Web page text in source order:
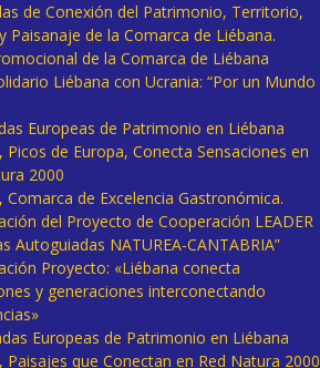
de Conexión del Patrimonio, Territorio,
Paisanaje de la Comarca de Liébana.
de la Comarca de Liébana
Liébana con Ucrania: “Por un Mundo
Europeas de Patrimonio en Liébana
Picos de Europa, Conecta Sensaciones en
2000
Comarca de Excelencia Gastronómica.
del Proyecto de Cooperación LEADER
Autoguiadas NATUREA-CANTABRIA”
Proyecto: «Liébana conecta
y generaciones interconectando
Europeas de Patrimonio en Liébana
Paisajes que Conectan en Red Natura 2000